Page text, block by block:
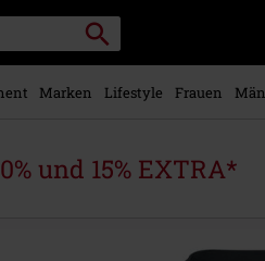
Packstation
suchen
Marken Lifestyle Frauen
und 15% EXTRA*